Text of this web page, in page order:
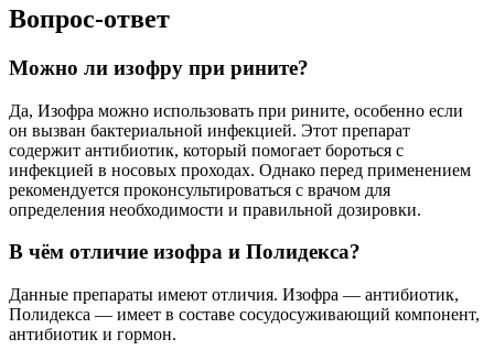
Вопрос-ответ
Можно ли изофру при рините?
Да, Изофра можно использовать при рините, особенно если
он вызван бактериальной инфекцией. Этот препарат
содержит антибиотик, который помогает бороться с
инфекцией в носовых проходах. Однако перед применением
рекомендуется проконсультироваться с врачом для
определения необходимости и правильной дозировки.
В чём отличие изофра и Полидекса?
Данные препараты имеют отличия. Изофра — антибиотик,
Полидекса — имеет в составе сосудосуживающий компонент,
антибиотик и гормон.